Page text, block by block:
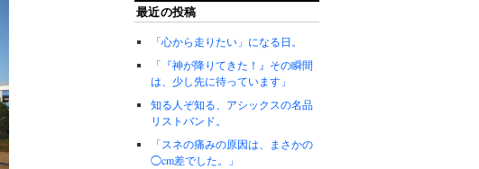
最近の投稿
「心から走りたい」になる日。
「『神が降りてきた！』その瞬間
は、少し先に待っています」
知る人ぞ知る、アシックスの名品
リストバンド。
「スネの痛みの原因は、まさかの
◯cm差でした。」